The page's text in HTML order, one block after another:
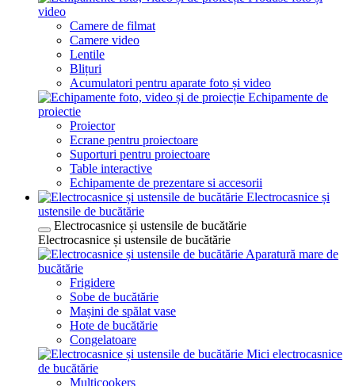
video
Camere de filmat
Camere video
Lentile
Blițuri
Acumulatori pentru aparate foto și video
Echipamente de
proiectie
Proiector
Ecrane pentru proiectoare
Suporturi pentru proiectoare
Table interactive
Echipamente de prezentare si accesorii
Electrocasnice și
ustensile de bucătărie
Electrocasnice și ustensile de bucătărie
Electrocasnice și ustensile de bucătărie
Aparatură mare de
bucătărie
Frigidere
Sobe de bucătărie
Mașini de spălat vase
Hote de bucătărie
Congelatoare
Mici electrocasnice
de bucătărie
Multicookers